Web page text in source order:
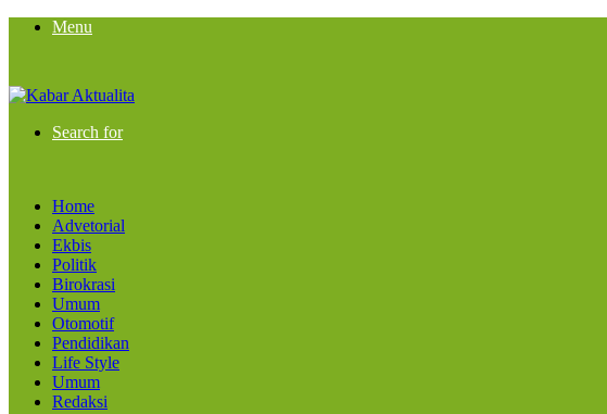
Menu
Search for
Home
Advetorial
Ekbis
Politik
Birokrasi
Umum
Otomotif
Pendidikan
Life Style
Umum
Redaksi